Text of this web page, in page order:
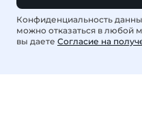
Конфиденциальность
можно отказаться в любой
вы даете Согласие на